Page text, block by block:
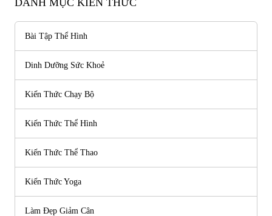
DANH MỤC KIẾN THỨC
Bài Tập Thể Hình
Dinh Dưỡng Sức Khoẻ
Kiến Thức Chạy Bộ
Kiến Thức Thể Hình
Kiến Thức Thể Thao
Kiến Thức Yoga
Làm Đẹp Giảm Cân